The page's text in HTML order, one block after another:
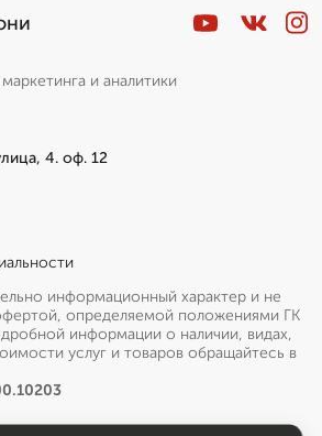
и аналитики
4. оф. 12
информационный характер и не
определяемой положениями ГК
информации о наличии, видах,
услуг и товаров обращайтесь в